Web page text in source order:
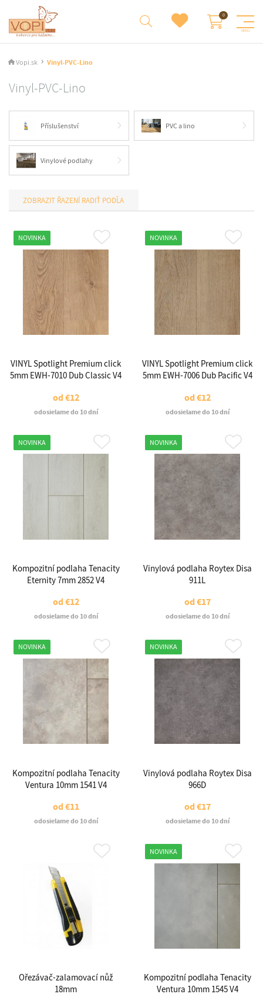
Vopi.sk Vinyl-PVC-Lino
Vinyl-PVC-Lino
Příslušenství PVC a lino
Vinylové podlahy
RADIŤ PODĽA
NOVINKA
VINYL Spotlight Premium click
5mm EWH-7010 Dub Classic V4
od€12
odosielame do 10 dní
NOVINKA
VINYL Spotlight Premium click
5mm EWH-7006 Dub Pacific V4
od€12
odosielame do 10 dní
NOVINKA
Kompozitní podlaha Tenacity
Eternity 7mm 2852 V4
od€12
odosielame do 10 dní
NOVINKA
Vinylová podlaha Roytex Disa
911L
od€17
odosielame do 10 dní
NOVINKA
Kompozitní podlaha Tenacity
Ventura 10mm 1541 V4
od€11
odosielame do 10 dní
NOVINKA
Vinylová podlaha Roytex Disa
966D
od€17
odosielame do 10 dní
Ořezávač-zalamovací nůž
18mm
NOVINKA
Kompozitní podlaha Tenacity
Ventura 10mm 1545 V4